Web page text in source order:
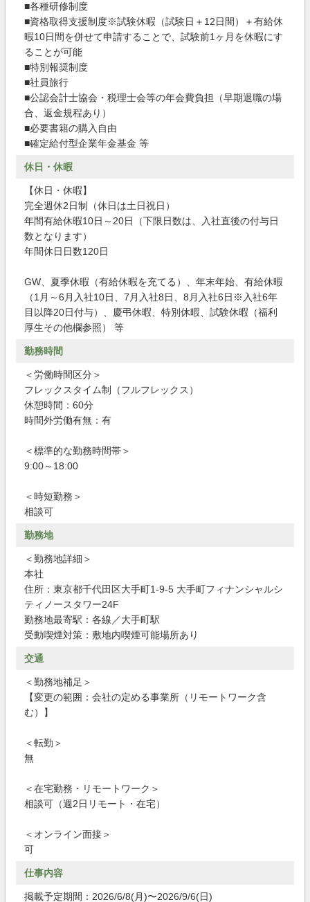
■各種研修制度
■資格取得支援制度※試験休暇（試験日＋12日間）＋有給休
暇10日間を併せて申請することで、試験前1ヶ月を休暇にす
ることが可能
■特別報奨制度
■社員旅行
■公認会計士協会・税理士会等の年会費負担（早期退職の場
合、返金規程あり）
■必要書籍の購入自由
■確定給付型企業年金基金 等
休日・休暇
【休日・休暇】
完全週休2日制（休日は土日祝日）
年間有給休暇10日～20日（下限日数は、入社直後の付与日
数となります）
年間休日日数120日
GW、夏季休暇（有給休暇を充てる）、年末年始、有給休暇
（1月～6月入社10日、7月入社8日、8月入社6日※入社6年
目以降20日付与）、慶弔休暇、特別休暇、試験休暇（福利
厚生その他欄参照） 等
勤務時間
＜労働時間区分＞
フレックスタイム制（フルフレックス）
休憩時間：60分
時間外労働有無：有
＜標準的な勤務時間帯＞
9:00～18:00
＜時短勤務＞
相談可
勤務地
＜勤務地詳細＞
本社
住所：東京都千代田区大手町1-9-5 大手町フィナンシャルシ
ティノースタワー24F
勤務地最寄駅：各線／大手町駅
受動喫煙対策：敷地内喫煙可能場所あり
交通
＜勤務地補足＞
【変更の範囲：会社の定める事業所（リモートワーク含
む）】
＜転勤＞
無
＜在宅勤務・リモートワーク＞
相談可（週2日リモート・在宅）
＜オンライン面接＞
可
仕事内容
掲載予定期間：2026/6/8(月)〜2026/9/6(日)